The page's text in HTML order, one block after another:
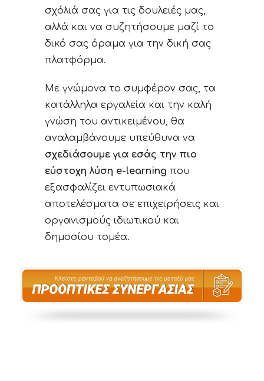
σχόλιά σας για τις δουλειές μας,
αλλά και να συζητήσουμε μαζί το
δικό σας όραμα για την δική σας
πλατφόρμα.
Με γνώμονα το συμφέρον σας, τα
κατάλληλα εργαλεία και την καλή
γνώση του αντικειμένου, θα
αναλαμβάνουμε υπεύθυνα να
σχεδιάσουμε για εσάς την πιο
εύστοχη λύση e-learning που
εξασφαλίζει εντυπωσιακά
αποτελέσματα σε επιχειρήσεις και
οργανισμούς ιδιωτικού και
δημοσίου τομέα.